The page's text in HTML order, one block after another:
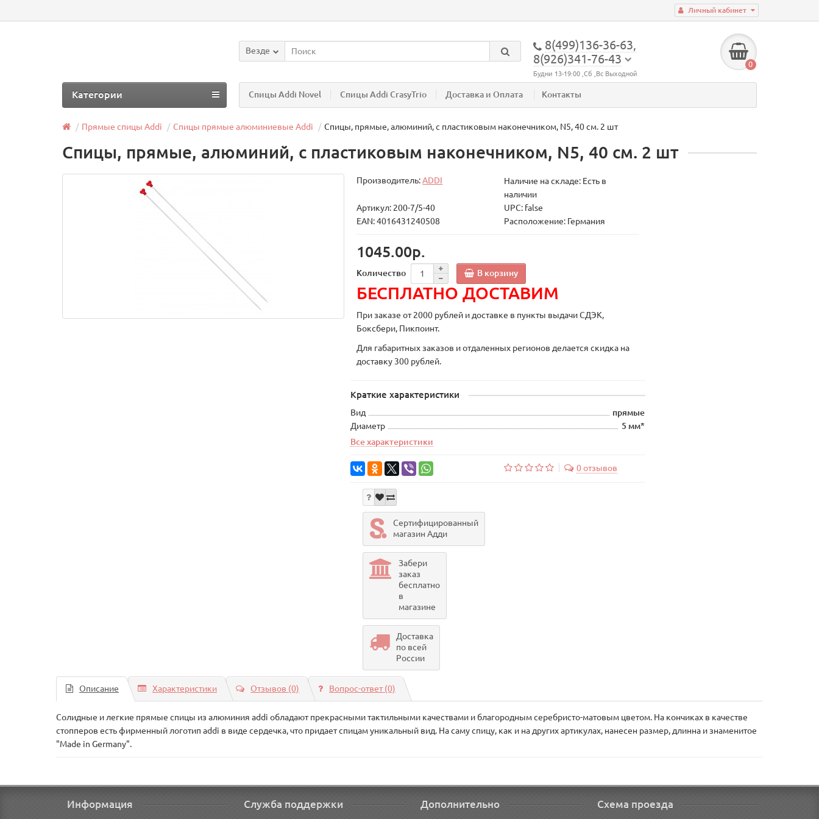
Личный кабинет
8(499)136-36-63,
8(926)341-76-43
Будни 13-19:00 ,Сб ,Вс Выходной
0
Везде
Спицы Addi Novel Спицы Addi CrasyTrio Доставка и Оплата Контакты
Категории
Прямые спицы Addi Спицы прямые алюминиевые Addi Спицы, прямые, алюминий, с пластиковым наконечником, N5, 40 см. 2 шт
Спицы, прямые, алюминий, с пластиковым наконечником, N5, 40 см. 2 шт
Производитель:ADDI
Наличие на складе: Есть в
наличии
Артикул: 200-7/5-40
UPC: false
EAN: 4016431240508
Расположение: Германия
1045.00р.
Количество В корзину
БЕСПЛАТНО ДОСТАВИМ
При заказе от 2000 рублей и доставке в пункты выдачи СДЭК,
Боксбери, Пикпоинт.
Для габаритных заказов и отдаленных регионов делается скидка на
доставку 300 рублей.
Краткие характеристики
Вид
прямые
Диаметр
5 мм*
Все характеристики
0 отзывов
Сертифицированный
магазин Адди
Забери
заказ
бесплатно
в
магазине
Доставка
по всей
России
Описание Характеристики Отзывов (0) Вопрос-ответ(0)
Солидные и легкие прямые спицы из алюминия addi обладают прекрасными тактильными качествами и благородным серебристо-матовым цветом. На кончиках в качестве
стопперов есть фирменный логотип addi в виде сердечка, что придает спицам уникальный вид. На саму спицу, как и на других артикулах, нанесен размер, длинна и знаменитое
"Made in Germany".
Информация Служба поддержки Дополнительно Схема проезда